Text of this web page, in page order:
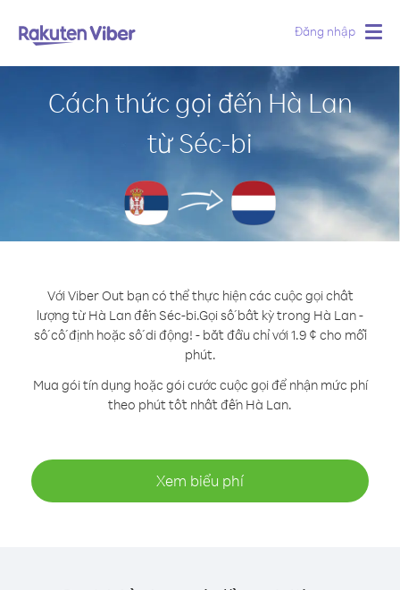
Đăng nhập
Cách thức gọi đến Hà Lan
từ Séc-bi
Với Viber Out bạn có thể thực hiện các cuộc gọi chất
lượng từ Hà Lan đến Séc-bi.Gọi số bất kỳ trong Hà Lan -
số cố định hoặc số di động! - bắt đầu chỉ với 1.9 ¢ cho mỗi
phút.
Mua gói tín dụng hoặc gói cước cuộc gọi để nhận mức phí
theo phút tốt nhất đến Hà Lan.
Xem biểu phí